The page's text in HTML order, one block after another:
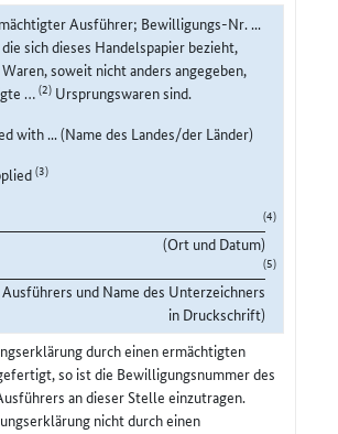
Ausführer; Bewilligungs-Nr. ...
sich dieses Handelspapier bezieht,
soweit nicht anders angegeben,
…(2) Ursprungswaren sind.
with ... (Name des Landes/der Länder)
(3)
(4)
(Ort und Datum)
(5)
und Name des Unterzeichners
in Druckschrift)
durch einen ermächtigten
so ist die Bewilligungsnummer des
an dieser Stelle einzutragen.
nicht durch einen